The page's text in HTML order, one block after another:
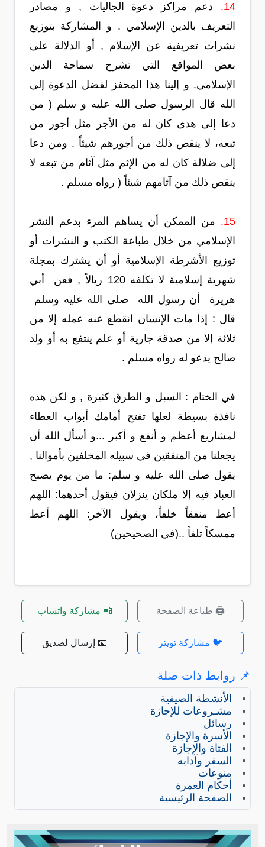
14.
دعم مراكز دعوة الجاليات , و مصادر
التعريف بالدين الإسلامي . و المشاركة بتوزيع
نشرات تعريفية عن الإسلام , أو الدلالة على
بعض المواقع التي تشرح سماحة الدين
الإسلامي. و إلينا هذا المحفز لفضل الدعوة إلى
الله قال الرسول صلى الله عليه و سلم ( من
دعا إلى هدى كان له من الأجر مثل أجور من
تبعه، لا ينقص ذلك من أجورهم شيئاً . ومن دعا
إلى ضلالة كان له من الإثم مثل آثام من تبعه لا
ينقص ذلك من آثامهم شيئاً ( رواه مسلم .
15.
من الممكن أن يساهم المرء بدعم النشر
الإسلامي من خلال طباعة الكتب و النشرات أو
توزيع الأشرطة الإسلامية أو أن يشترك بمجلة
شهرية إسلامية لا تكلفه 120 ريالاً ‏, فعن ‏ ‏أبي
هريرة ‏ أن رسول الله ‏ ‏صلى الله عليه وسلم ‏
‏قال ‏: ‏إذا مات الإنسان انقطع عنه عمله إلا من
ثلاثة إلا من صدقة جارية أو علم ينتفع به أو ولد
صالح يدعو له رواه مسلم .
في الختام : السبل و الطرق كثيرة , و لكن هذه
نافذة بسيطة لعلها تفتح أمامك أبواب العطاء
لمشاريع أعظم و أنفع و أكبر ...و أسأل الله أن
يجعلنا من المنفقين في سبيله المخلفين بأموالنا ,
يقول صلى الله عليه و سلم: ما من يوم يصبح
العباد فيه إلا ملكان ينزلان فيقول أحدهما: اللهم
أعط منفقاً خلفاً، ويقول الآخر: اللهم أعط
ممسكاً تلفاً ..(في الصحيحين)
🖨️ طباعة الصفحة 📲 مشاركة واتساب
🐦 مشاركة تويتر 📧 إرسال لصديق
📌 روابط ذات صلة
الأنشطة الصيفية
مشـروعات للإجازة
رسائل
الأسرة والإجازة
الفتاة والإجازة
السفر وآدابه
منوعات
أحكام العمرة
الصفحة الرئيسية